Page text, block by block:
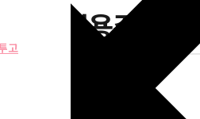
고
는 실용주의